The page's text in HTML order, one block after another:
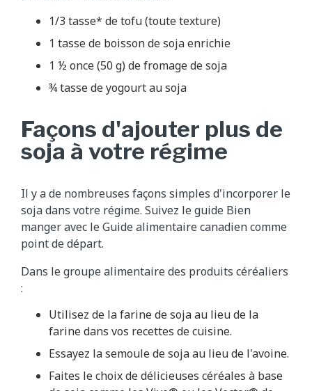
1/3 tasse* de tofu (toute texture)
1 tasse de boisson de soja enrichie
1 ½ once (50 g) de fromage de soja
¾ tasse de yogourt au soja
Façons d'ajouter plus de
soja à votre régime
Il y a de nombreuses façons simples d'incorporer le
soja dans votre régime. Suivez le guide Bien
manger avec le Guide alimentaire canadien comme
point de départ.
Dans le groupe alimentaire des produits céréaliers
:
Utilisez de la farine de soja au lieu de la
farine dans vos recettes de cuisine.
Essayez la semoule de soja au lieu de l'avoine.
Faites le choix de délicieuses céréales à base